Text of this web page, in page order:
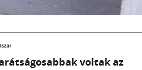
voltak az